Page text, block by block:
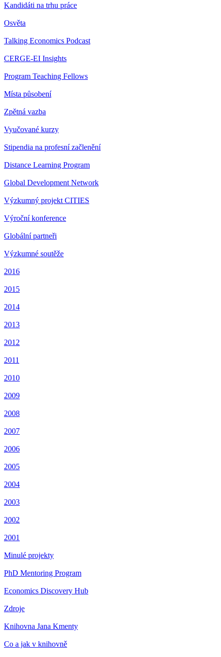
Kandidáti na trhu práce
Osvěta
Talking Economics Podcast
CERGE-EI Insights
Program Teaching Fellows
Místa působení
Zpětná vazba
Vyučované kurzy
Stipendia na profesní začlenění
Distance Learning Program
Global Development Network
Výzkumný projekt CITIES
Výroční konference
Globální partneři
Výzkumné soutěže
2016
2015
2014
2013
2012
2011
2010
2009
2008
2007
2006
2005
2004
2003
2002
2001
Minulé projekty
PhD Mentoring Program
Economics Discovery Hub
Zdroje
Knihovna Jana Kmenty
Co a jak v knihovně